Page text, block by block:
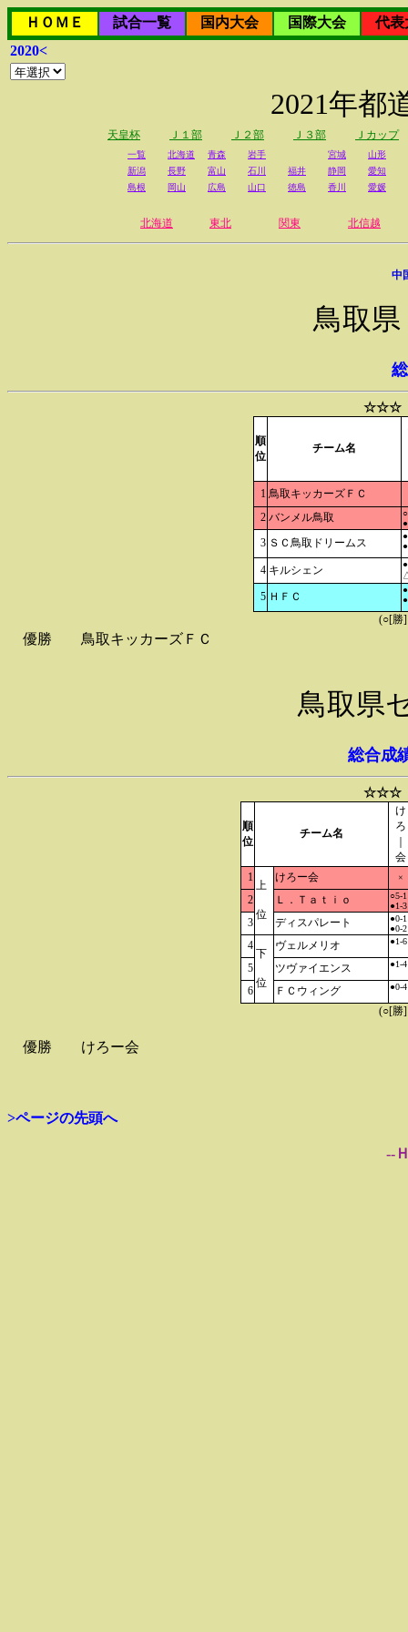
ＨＯＭＥ 試合一覧 国内大会 国際大会
代表
2020<
2021年都
天皇杯 Ｊ１部 Ｊ２部 Ｊ３部 Ｊカップ
一覧 北海道 青森 岩手 宮城
山形
新潟
長野 富山 石川 福井 静岡
愛知
島根
岡山 広島 山口 徳島 香川 愛媛
北海道 東北 関東 北信越
中
鳥取
☆☆☆
順
位
チーム名
1 鳥取キッカーズＦＣ
2 バンメル鳥取
3 ＳＣ鳥取ドリームス
4 キルシェン
5 ＨＦＣ
(○[勝
優勝 鳥取キッカーズＦＣ
鳥取県
総合成
☆☆☆
順
位
チーム名
け
ろ
会
1
上
位
けろー会 ×
2 Ｌ．Ｔａｔｉｏ
○5-1
●1-3
3 ディスパレート
●0-1
●0-2
4
下
位
ヴェルメリオ ●1-6
5 ツヴァイエンス ●1-4
6 ＦＣウィング ●0-4
(○[勝
優勝 けろー会
>ページの先頭へ
--